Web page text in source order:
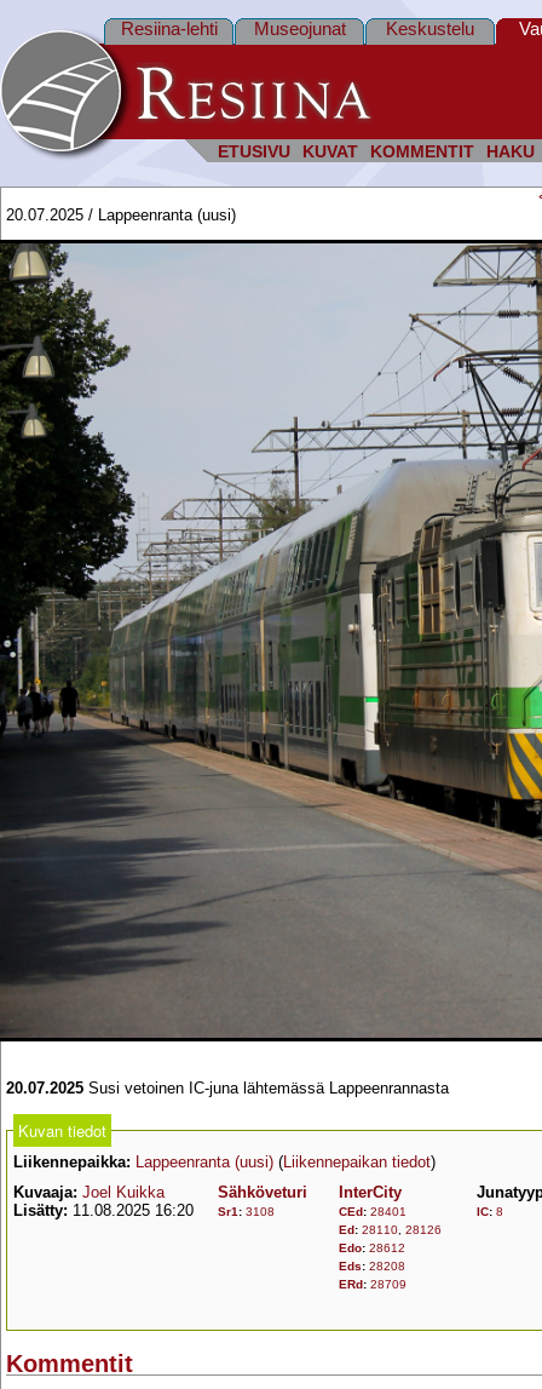
ETUSIVU KUVAT KOMMENTIT HAKU
Resiina-lehti Museojunat Keskustelu
20.07.2025 / Lappeenranta (uusi)
20.07.2025 Susi vetoinen IC-juna lähtemässä Lappeenrannasta
Kuvan tiedot
Liikennepaikka: Lappeenranta (uusi) (Liikennepaikan tiedot)
Kuvaaja: Joel Kuikka
Lisätty: 11.08.2025 16:20
Sähköveturi
Sr1 : 3108
InterCity
CEd: 28401
Ed: 28110 28126
Edo: 28612
Eds: 28208
ERd: 28709
IC: 8
Kommentit